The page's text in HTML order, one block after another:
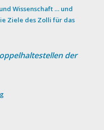
Wissenschaft … und
Ziele des Zolli für das
der